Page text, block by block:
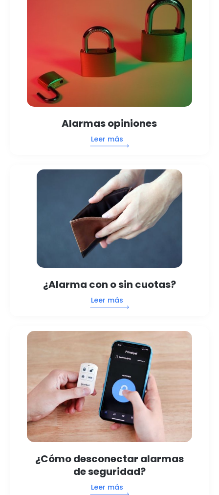
Alarmas opiniones
Leer más
¿Alarma con o sin cuotas?
Leer más
¿Cómo desconectar alarmas
de seguridad?
Leer más